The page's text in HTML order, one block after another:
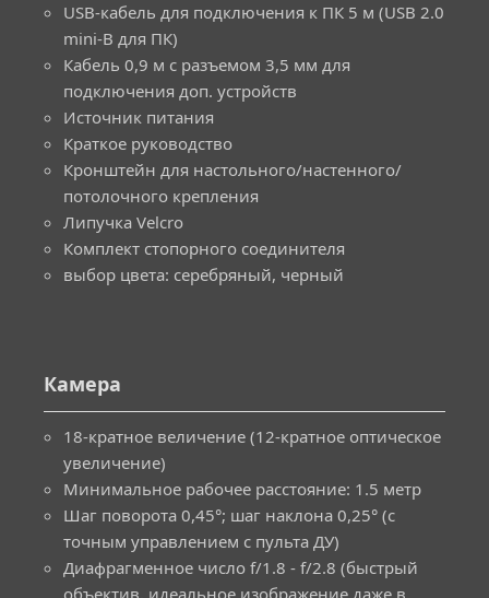
USB-кабель для подключения к ПК 5 м (USB 2.0
mini-B для ПК)
Кабель 0,9 м с разъемом 3,5 мм для
подключения доп. устройств
Источник питания
Краткое руководство
Кронштейн для настольного/настенного/
потолочного крепления
Липучка Velcro
Комплект стопорного соединителя
выбор цвета: cеребряный, черный
Камера
18-кратное величение (12-кратное оптическое
увеличение)
Минимальное рабочее расстояние: 1.5 метр
Шаг поворота 0,45°; шаг наклона 0,25° (с
точным управлением с пульта ДУ)
Диафрагменное число f/1.8 - f/2.8 (быстрый